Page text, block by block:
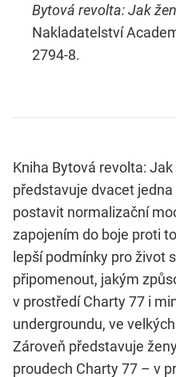
Bytová revolta: Jak
Nakladatelství
2794-8.
Kniha Bytová revolta:
představuje dvacet
postavit normalizační
zapojením do boje proti
lepší podmínky pro život
připomenout, jakým
v prostředí Charty 77 i
undergroundu, ve
Zároveň představuje
proudech Charty 77 – v